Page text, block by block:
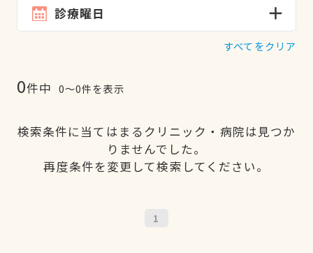
診療曜日
すべてをクリア
0件中 0〜0件を表示
検索条件に当てはまるクリニック・病院は見つか
りませんでした。
再度条件を変更して検索してください。
1